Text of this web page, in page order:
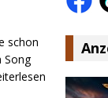
schon
Song